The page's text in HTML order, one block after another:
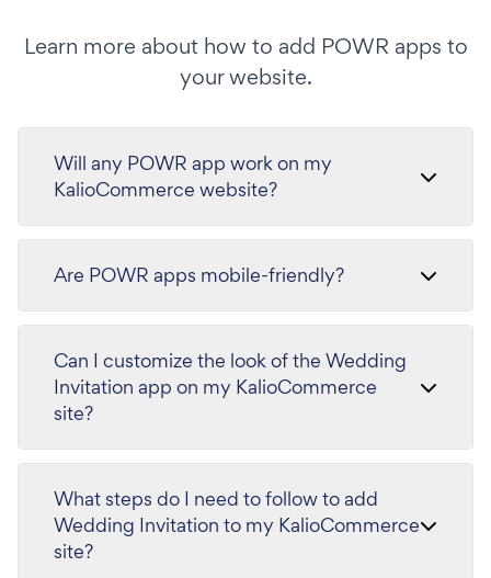
Learn more about how to add POWR apps to
your website.
Will any POWR app work on my
KalioCommerce website?
Are POWR apps mobile-friendly?
Can I customize the look of the Wedding
Invitation app on my KalioCommerce
site?
What steps do I need to follow to add
Wedding Invitation to my KalioCommerce
site?